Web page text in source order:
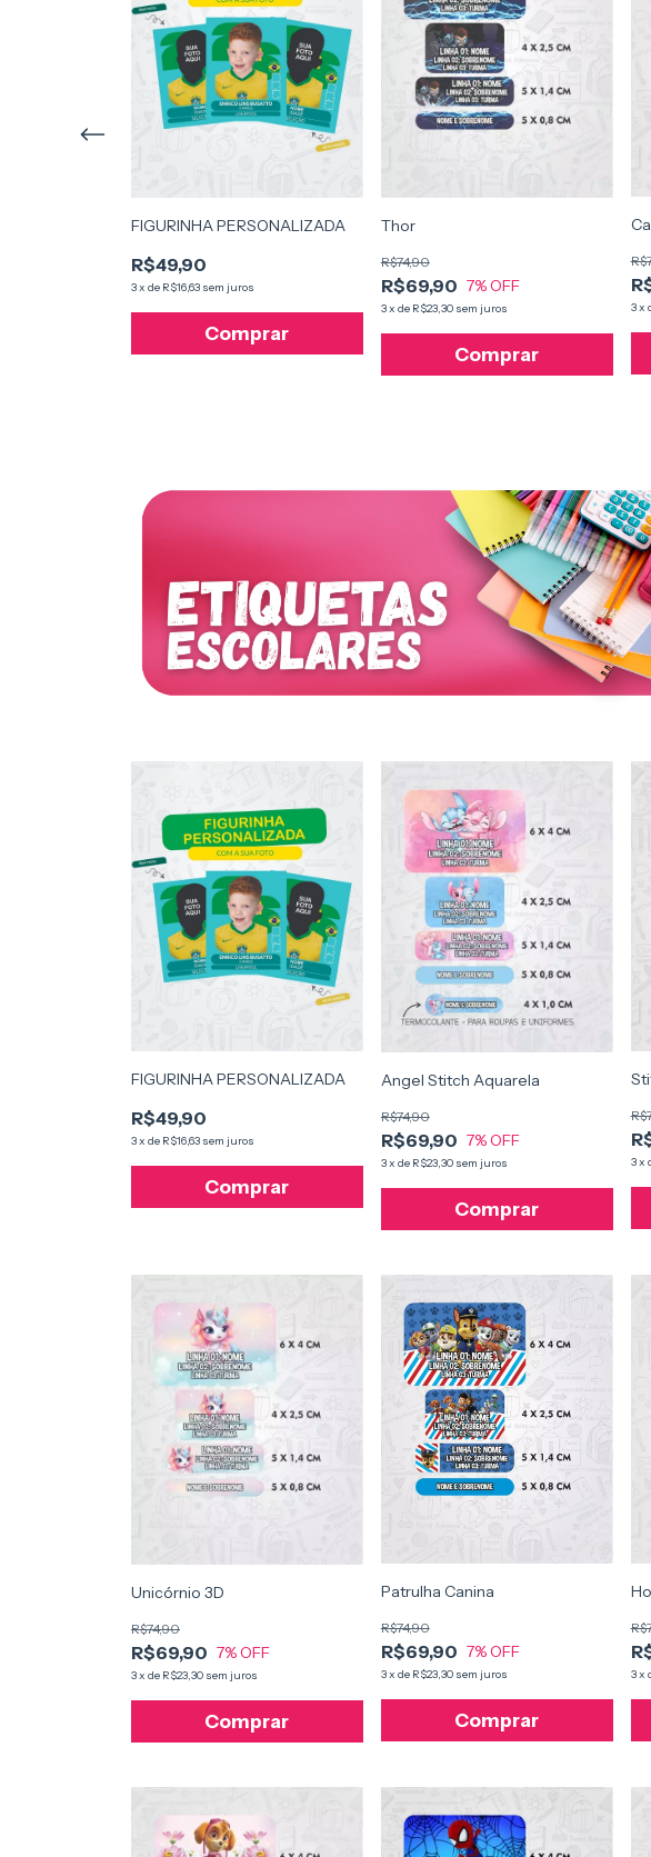
FIGURINHA PERSONALIZADA
R$49,90
3x de R$16,63 sem juros
Comprar
Thor
R$69,90
R$74,90
7% OFF
3x de R$23,30 sem juros
Comprar
3x
FIGURINHA PERSONALIZADA
R$49,90
3x de R$16,63 sem juros
Comprar
Angel Stitch Aquarela
R$69,90
R$74,90
7% OFF
3x de R$23,30 sem juros
Comprar
3x
Unicórnio 3D
R$69,90
R$74,90
7% OFF
3x de R$23,30 sem juros
Comprar
Patrulha Canina
R$69,90
R$74,90
7% OFF
3x de R$23,30 sem juros
Comprar
3x